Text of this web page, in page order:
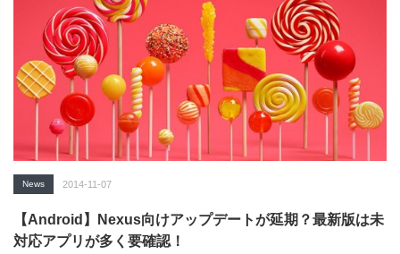
News 2014-11-07
【Android】Nexus向けアップデートが延期？最新版は未
対応アプリが多く要確認！